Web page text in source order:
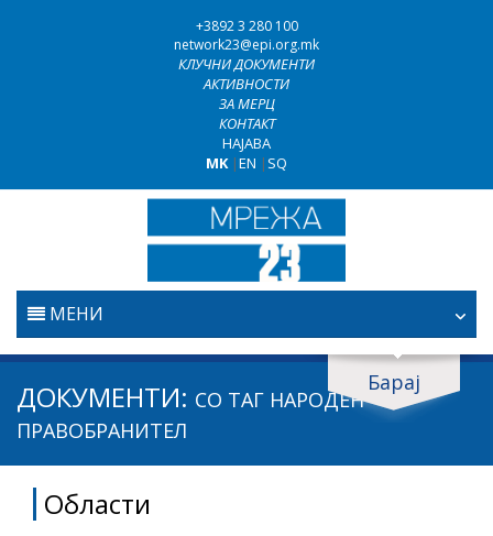
+3892 3 280 100
network23@epi.org.mk
КЛУЧНИ ДОКУМЕНТИ
АКТИВНОСТИ
ЗА МЕРЦ
КОНТАКТ
НАЈАВА
MK|EN | SQ
МЕНИ
ПОЧЕТНА
ПРАВОСУДСТВО
БОРБА ПРОТИВ КОРУПЦИЈАТА
ТЕМЕЛНИ ПРАВА
Барај
Барај документи
Барај
Област / подрачје
ДОКУМЕНТИ: СО ТАГ НАРОДЕН
ПРАВОБРАНИТЕЛ
Области